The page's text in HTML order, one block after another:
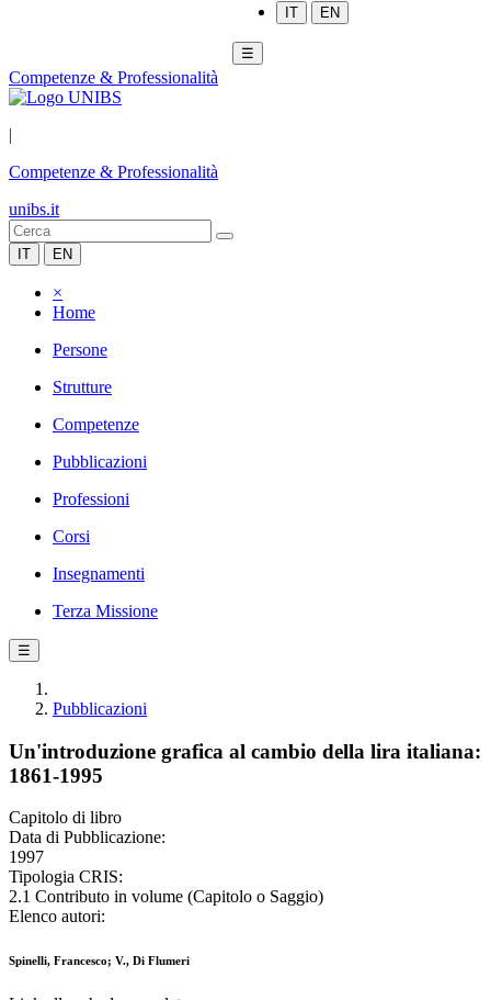
IT EN
☰
Competenze & Professionalità
|
Competenze & Professionalità
unibs.it
IT EN
×
Home
Persone
Strutture
Competenze
Pubblicazioni
Professioni
Corsi
Insegnamenti
Terza Missione
☰
Pubblicazioni
Un'introduzione grafica al cambio della lira italiana:
1861-1995
Capitolo di libro
Data di Pubblicazione:
1997
Tipologia CRIS:
2.1 Contributo in volume (Capitolo o Saggio)
Elenco autori:
Spinelli, Francesco; V., Di Flumeri